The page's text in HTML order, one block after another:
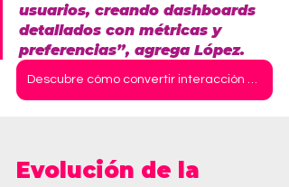
usuarios, creando dashboards
detallados con métricas y
preferencias”, agrega López.
Evolución de la